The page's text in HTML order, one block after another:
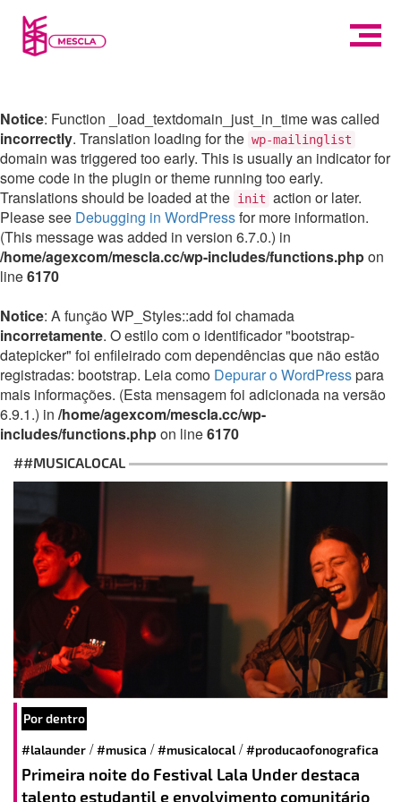
Notice: Function _load_textdomain_just_in_time was called
incorrectly. Translation loading for the wp-mailinglist
domain was triggered too early. This is usually an indicator for
some code in the plugin or theme running too early.
Translations should be loaded at the init action or later.
Please see Debugging in WordPressfor more information.
(This message was added in version 6.7.0.) in
/home/agexcom/mescla.cc/wp-includes/functions.phpon
line6170
Notice: A função WP_Styles::add foi chamada
incorretamente. O estilo com o identificador "bootstrap-
datepicker" foi enfileirado com dependências que não estão
registradas: bootstrap. Leia como Depurar o WordPresspara
mais informações. (Esta mensagem foi adicionada na versão
6.9.1.) in /home/agexcom/mescla.cc/wp-
includes/functions.phpon line6170
##MUSICALOCAL
Por dentro
#lalaunder /#musica /#musicalocal/#producaofonografica
Primeira noite do Festival Lala Under destaca
talento estudantil e envolvimento comunitário